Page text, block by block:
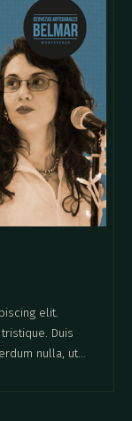
elit.
Duis
nulla, ut
nibh et justo